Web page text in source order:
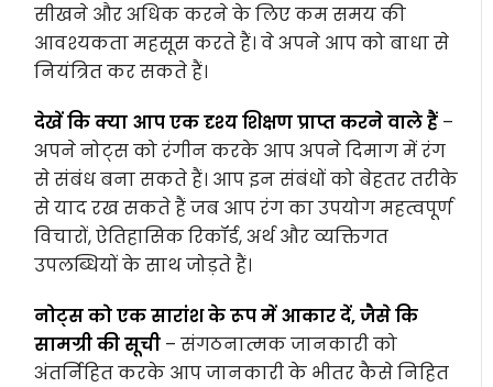
सीखने और अधिक करने के लिए कम समय की
आवश्यकता महसूस करते हैं। वे अपने आप को बाधा से
नियंत्रित कर सकते हैं।
देखें कि क्या आप एक दृश्य शिक्षण प्राप्त करने वाले हैं –
अपने नोट्स को रंगीन करके आप अपने दिमाग में रंग
से संबंध बना सकते हैं। आप इन संबंधों को बेहतर तरीके
से याद रख सकते हैं जब आप रंग का उपयोग महत्वपूर्ण
विचारों, ऐतिहासिक रिकॉर्ड, अर्थ और व्यक्तिगत
उपलब्धियों के साथ जोड़ते हैं।
नोट्स को एक सारांश के रूप में आकार दें, जैसे कि
सामग्री की सूची – संगठनात्मक जानकारी को
अंतर्निहित करके आप जानकारी के भीतर कैसे निहित